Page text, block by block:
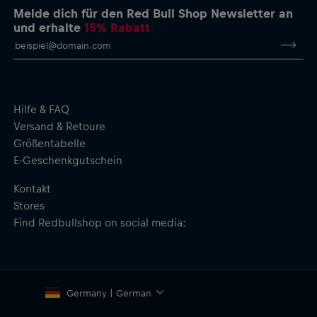
Wichtiger Sicherheitshinweis:Dieses Produkt ist kein Spielzeug.
Nicht für Kinder geeignet. Kann Kleinteile enthalten,
Melde dich für den Red Bull Shop Newsletter an
und erhalte15% Rabatt
Hilfe & FAQ
Versand & Retoure
Größentabelle
E-Geschenkgutschein
Kontakt
Stores
Find Redbullshop on social media:
Germany | German